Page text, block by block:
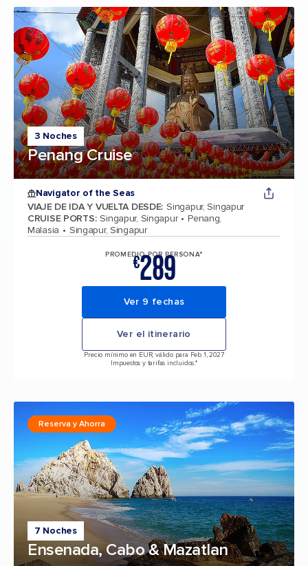
3 Noches
Penang Cruise
Navigator of the Seas
VIAJE DE IDA Y VUELTA DESDE: Singapur, Singapur
CRUISE PORTS: Singapur, Singapur
Penang,
Malasia
Singapur, Singapur
PROMEDIO POR PERSONA*
€289
Ver 9 fechas
Ver el itinerario
Precio mínimo en EUR, válido para Feb 1, 2027
Impuestos y tarifas incluidos.*
7 Noches
Ensenada, Cabo & Mazatlan
Reserva y Ahorra